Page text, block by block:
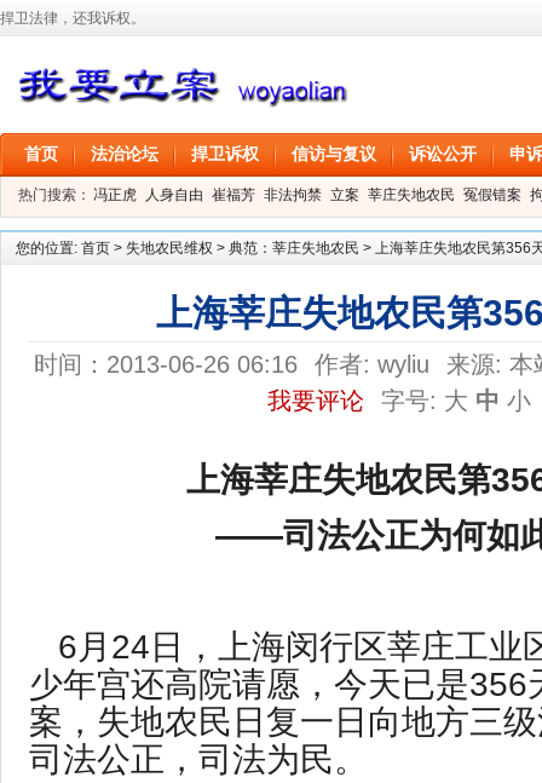
捍卫法律，还我诉权。
首页 法治论坛 捍卫诉权 信访与复议 诉讼公开 申
热门搜索： 冯正虎 人身自由 崔福芳 非法拘禁 立案 莘庄失地农民 冤假错案
叶剑 刑事拘留 信息公开 叶桂香
您的位置: 首页 > 失地农民维权 > 典范：莘庄失地农民 > 上海莘庄失地农民第356
上海莘庄失地农民第
时间：2013-06-26 06:16 作者: wyliu 来源: 本
我要评论
字号: 大 中 小
上海莘庄失地农民第
——司法公正为何如
6月24日，上海闵行区莘庄工业
少年宫还高院请愿，今天已是356
案，失地农民日复一日向地方三
司法公正，司法为民。